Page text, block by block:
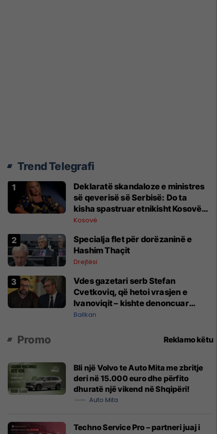
Trend Telegrafi
Deklaratë skandaloze e ministres
së qeverisë së Serbisë: Do ta
kisha spastruar etnikisht Kosovën
në vitin 1998
Kosovë
Specialja flet për dorëzaninë e
Hashim Thaçit
Drejtësi
Vdes gazetari serb Stefan
Cvetkoviq, që hetoi vrasjen e
Ivanoviqit – kishte denoncuar
kërcënime ndaj vëllezërve Vuçiq
Ballkan
Promo Reklamo këtu
Bli një Volvo te Auto Mita me zbritje
deri në 15.000 euro dhe përfito
dhuratë një vikend në Shqipëri!
Auto Mita
Techno Service Pro – partneri juaj i